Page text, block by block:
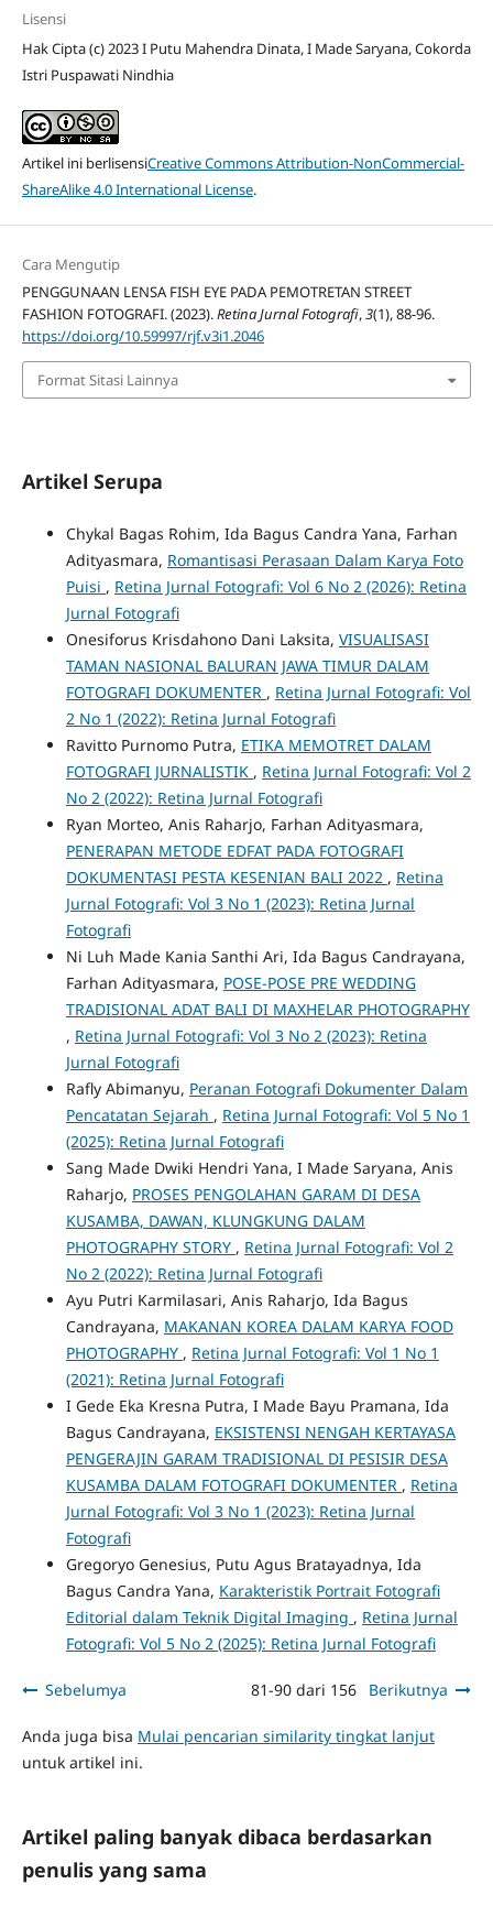
Lisensi
Hak Cipta (c) 2023 I Putu Mahendra Dinata, I Made Saryana, Cokorda
Istri Puspawati Nindhia
Artikel ini berlisensiCreative Commons Attribution-NonCommercial-
ShareAlike 4.0 International License.
Cara Mengutip
PENGGUNAAN LENSA FISH EYE PADA PEMOTRETAN STREET
FASHION FOTOGRAFI. (2023).Retina Jurnal Fotografi,3(1), 88-96.
https://doi.org/10.59997/rjf.v3i1.2046
Format Sitasi Lainnya
Artikel Serupa
Chykal Bagas Rohim, Ida Bagus Candra Yana, Farhan
Adityasmara, Romantisasi Perasaan Dalam Karya Foto
Puisi , Retina Jurnal Fotografi: Vol 6 No 2 (2026): Retina
Jurnal Fotografi
Onesiforus Krisdahono Dani Laksita, VISUALISASI
TAMAN NASIONAL BALURAN JAWA TIMUR DALAM
FOTOGRAFI DOKUMENTER , Retina Jurnal Fotografi: Vol
2 No 1 (2022): Retina Jurnal Fotografi
Ravitto Purnomo Putra, ETIKA MEMOTRET DALAM
FOTOGRAFI JURNALISTIK , Retina Jurnal Fotografi: Vol 2
No 2 (2022): Retina Jurnal Fotografi
Ryan Morteo, Anis Raharjo, Farhan Adityasmara,
PENERAPAN METODE EDFAT PADA FOTOGRAFI
DOKUMENTASI PESTA KESENIAN BALI 2022 , Retina
Jurnal Fotografi: Vol 3 No 1 (2023): Retina Jurnal
Fotografi
Ni Luh Made Kania Santhi Ari, Ida Bagus Candrayana,
Farhan Adityasmara, POSE-POSE PRE WEDDING
TRADISIONAL ADAT BALI DI MAXHELAR PHOTOGRAPHY
, Retina Jurnal Fotografi: Vol 3 No 2 (2023): Retina
Jurnal Fotografi
Rafly Abimanyu, Peranan Fotografi Dokumenter Dalam
Pencatatan Sejarah , Retina Jurnal Fotografi: Vol 5 No 1
(2025): Retina Jurnal Fotografi
Sang Made Dwiki Hendri Yana, I Made Saryana, Anis
Raharjo, PROSES PENGOLAHAN GARAM DI DESA
KUSAMBA, DAWAN, KLUNGKUNG DALAM
PHOTOGRAPHY STORY , Retina Jurnal Fotografi: Vol 2
No 2 (2022): Retina Jurnal Fotografi
Ayu Putri Karmilasari, Anis Raharjo, Ida Bagus
Candrayana, MAKANAN KOREA DALAM KARYA FOOD
PHOTOGRAPHY , Retina Jurnal Fotografi: Vol 1 No 1
(2021): Retina Jurnal Fotografi
I Gede Eka Kresna Putra, I Made Bayu Pramana, Ida
Bagus Candrayana, EKSISTENSI NENGAH KERTAYASA
PENGERAJIN GARAM TRADISIONAL DI PESISIR DESA
KUSAMBA DALAM FOTOGRAFI DOKUMENTER , Retina
Jurnal Fotografi: Vol 3 No 1 (2023): Retina Jurnal
Fotografi
Gregoryo Genesius, Putu Agus Bratayadnya, Ida
Bagus Candra Yana, Karakteristik Portrait Fotografi
Editorial dalam Teknik Digital Imaging , Retina Jurnal
Fotografi: Vol 5 No 2 (2025): Retina Jurnal Fotografi
Sebelumya 81-90 dari 156 Berikutnya
Anda juga bisa Mulai pencarian similarity tingkat lanjut
untuk artikel ini.
Artikel paling banyak dibaca berdasarkan
penulis yang sama